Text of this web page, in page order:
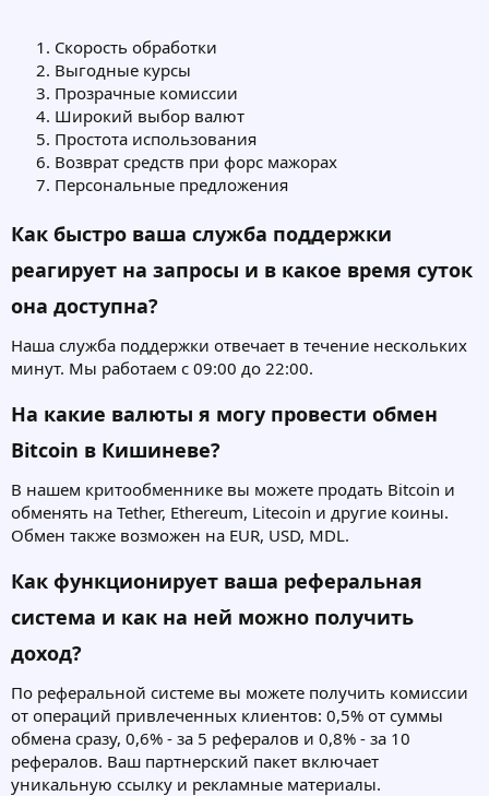
Скорость обработки
Выгодные курсы
Прозрачные комиссии
Широкий выбор валют
Простота использования
Возврат средств при форс мажорах
Персональные предложения
Как быстро ваша служба поддержки
реагирует на запросы и в какое время суток
она доступна?
Наша служба поддержки отвечает в течение нескольких
минут. Мы работаем с 09:00 до 22:00.
На какие валюты я могу провести обмен
Bitcoin в Кишиневе?
В нашем критообменнике вы можете продать Bitcoin и
обменять на Tether, Ethereum, Litecoin и другие коины.
Обмен также возможен на EUR, USD, MDL.
Как функционирует ваша реферальная
система и как на ней можно получить
доход?
По реферальной системе вы можете получить комиссии
от операций привлеченных клиентов: 0,5% от суммы
обмена сразу, 0,6% - за 5 рефералов и 0,8% - за 10
рефералов. Ваш партнерский пакет включает
уникальную ссылку и рекламные материалы.